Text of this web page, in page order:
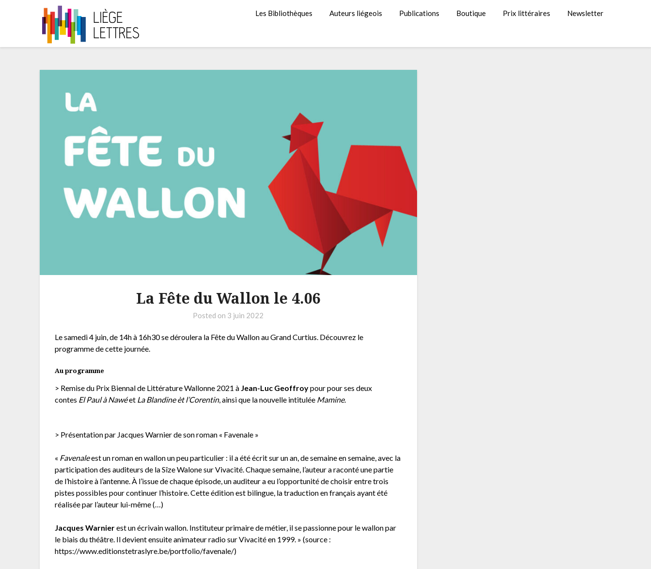
Les Bibliothèques Auteurs liégeois Publications Boutique Prix littéraires Newsletter
La Fête du Wallon le 4.06
Posted on 3 juin 2022
Le samedi 4 juin, de 14h à 16h30 se déroulera la Fête du Wallon au Grand Curtius. Découvrez le
programme de cette journée.
Au programme
> Remise du Prix Biennal de Littérature Wallonne 2021 à Jean-Luc Geoffroypour pour ses deux
contes El Paul à Nawéet La Blandine èt l’Corentin, ainsi que la nouvelle intitulée Mamine.
> Présentation par Jacques Warnier de son roman « Favenale »
« Favenaleest un roman en wallon un peu particulier : il a été écrit sur un an, de semaine en semaine, avec la
participation des auditeurs de la Sîze Walone sur Vivacité. Chaque semaine, l’auteur a raconté une partie
de l’histoire à l’antenne. À l’issue de chaque épisode, un auditeur a eu l’opportunité de choisir entre trois
pistes possibles pour continuer l’histoire. Cette édition est bilingue, la traduction en français ayant été
réalisée par l’auteur lui-même (…)
Jacques Warnierest un écrivain wallon. Instituteur primaire de métier, il se passionne pour le wallon par
le biais du théâtre. Il devient ensuite animateur radio sur Vivacité en 1999. » (source :
https://www.editionstetraslyre.be/portfolio/favenale/)